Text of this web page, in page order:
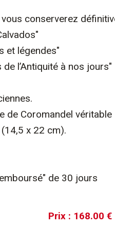
conserverez
et légendes"
l’Antiquité à nos jours"
de Coromandel
x 22 cm).
de 30 jours
Prix : 168.00 €